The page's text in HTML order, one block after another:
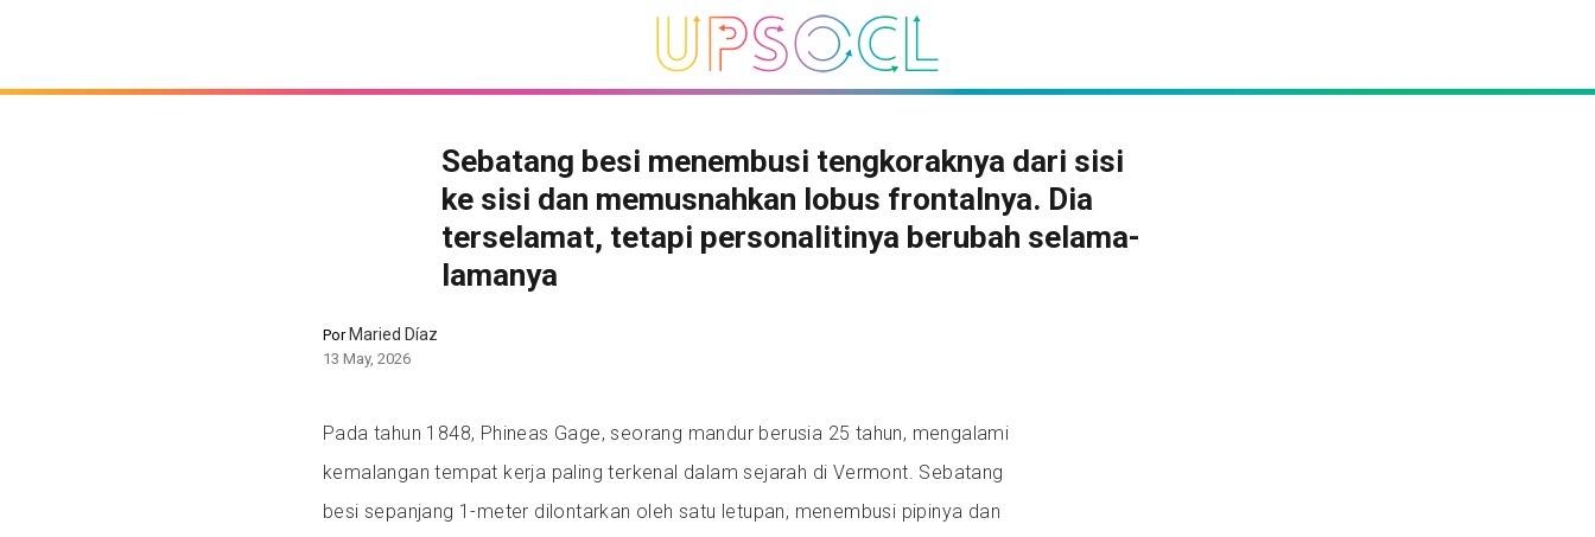
Sebatang besi menembusi tengkoraknya dari sisi
ke sisi dan memusnahkan lobus frontalnya. Dia
terselamat, tetapi personalitinya berubah selama-
lamanya
PorMaried Díaz
13 May, 2026
Pada tahun 1848, Phineas Gage, seorang mandur berusia 25 tahun, mengalami
kemalangan tempat kerja paling terkenal dalam sejarah di Vermont. Sebatang
besi sepanjang 1-meter dilontarkan oleh satu letupan, menembusi pipinya dan